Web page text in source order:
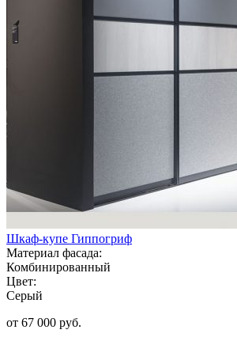
Шкаф-купе Гиппогриф
Материал фасада:
Комбинированный
Цвет:
Серый
от 67 000 руб.